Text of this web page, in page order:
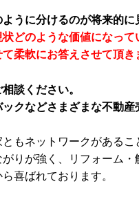
うに分けるのが将来的
どのような価値になっ
柔軟にお答えさせて頂き
談ください。
クなどさまざまな不動
もネットワークがある
りが強く、リフォーム
喜ばれております。